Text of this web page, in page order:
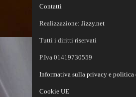
Contatti
Realizzazione: Jizzy.net
Tutti i diritti riservati
P.Iva 01419730559
Informativa sulla privacy e politica
Cookie UE